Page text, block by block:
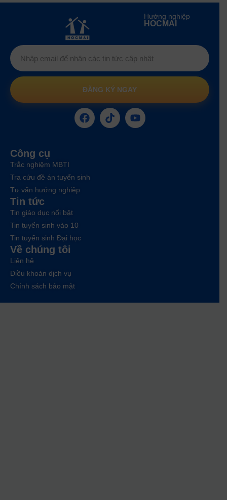
Hướng nghiệp
HOCMAI
ĐĂNG KÝ NGAY
Công cụ
Trắc nghiệm MBTI
Tra cứu đề án tuyển sinh
Tư vấn hướng nghiệp
Tin tức
Tin giáo dục nổi bật
Tin tuyển sinh vào 10
Tin tuyển sinh Đại học
Về chúng tôi
Liên hệ
Điều khoản dịch vụ
Chính sách bảo mật